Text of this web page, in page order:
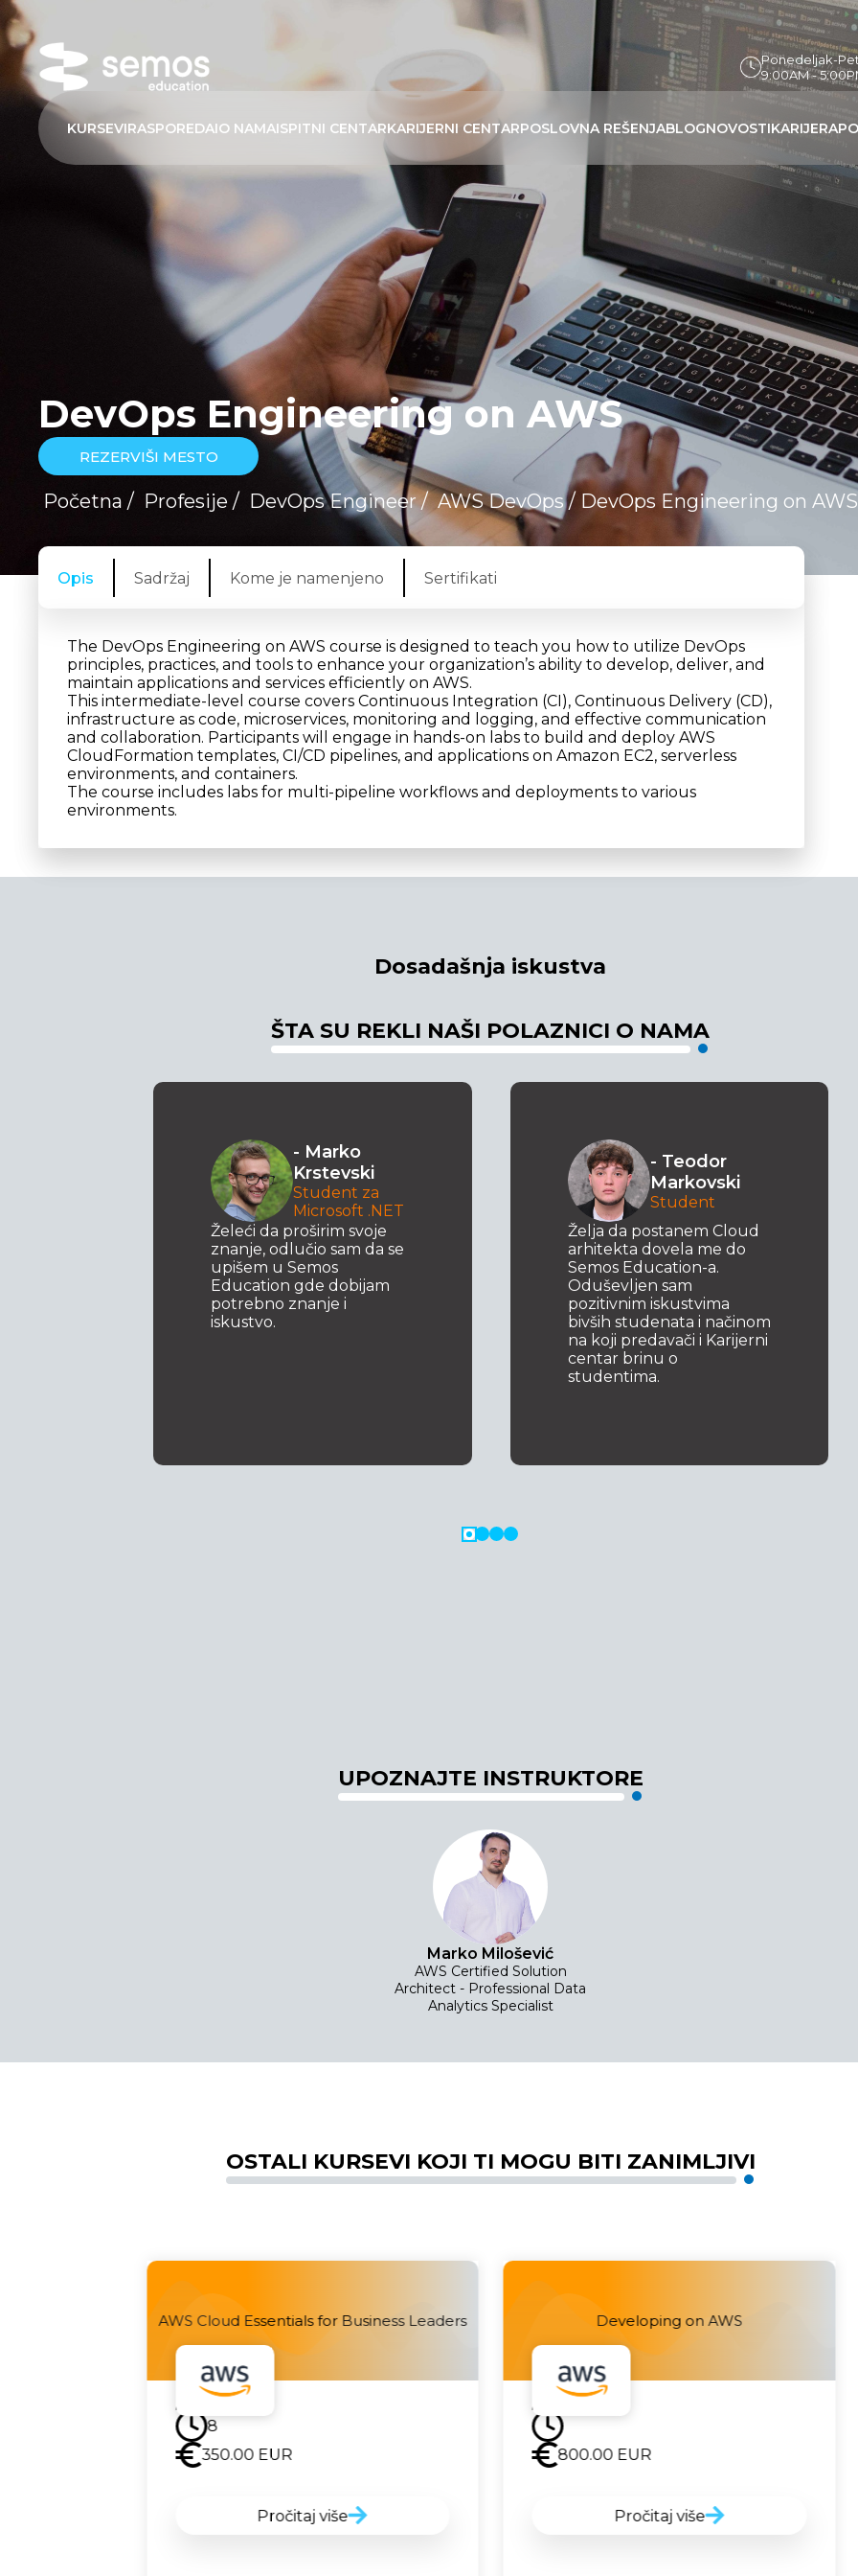
Ponedeljak-
9:00AM -
KURSEVIRASPOREDAIO NAMAISPITNI CENTARKARIJERNI CENTARPOSLOVNA REŠENJABLOGNOVOSTIKARIJERA
DevOps Engineering on AWS
REZERVIŠI MESTO
Početna / Profesije / DevOps Engineer / AWS DevOps / DevOps Engineering on AWS
Opis Sadržaj Kome je namenjeno Sertifikati
The DevOps Engineering on AWS course is designed to teach you how to utilize DevOps
principles, practices, and tools to enhance your organization’s ability to develop, deliver, and
maintain applications and services efficiently on AWS.
This intermediate-level course covers Continuous Integration (CI), Continuous Delivery (CD),
infrastructure as code, microservices, monitoring and logging, and effective communication
and collaboration. Participants will engage in hands-on labs to build and deploy AWS
CloudFormation templates, CI/CD pipelines, and applications on Amazon EC2, serverless
environments, and containers.
The course includes labs for multi-pipeline workflows and deployments to various
environments.
Dosadašnja iskustva
ŠTA SU REKLI NAŠI POLAZNICI O NAMA
- Marko
Krstevski
Student za
Microsoft .NET
Želeći da proširim svoje
znanje, odlučio sam da se
upišem u Semos
Education gde dobijam
potrebno znanje i
iskustvo.
- Teodor
Markovski
Student
Želja da postanem Cloud
arhitekta dovela me do
Semos Education-a.
Oduševljen sam
pozitivnim iskustvima
bivših studenata i načinom
na koji predavači i Karijerni
centar brinu o
studentima.
UPOZNAJTE INSTRUKTORE
Marko Milošević
AWS Certified Solution
Architect - Professional Data
Analytics Specialist
OSTALI KURSEVI KOJI TI MOGU BITI ZANIMLJIVI
AWS Cloud Essentials for Business Leaders
Uskoro
8
350.00 EUR
Pročitaj više
Developing on AWS
Uskoro
800.00 EUR
Pročitaj više